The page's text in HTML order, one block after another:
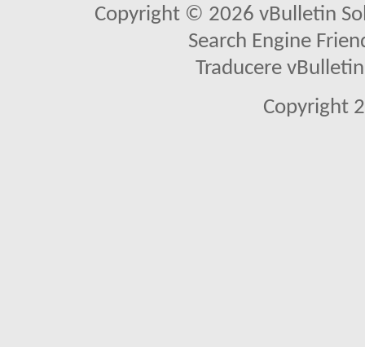
Copyright © 2026 vBulletin
Search Engine
Traducere
Copyright